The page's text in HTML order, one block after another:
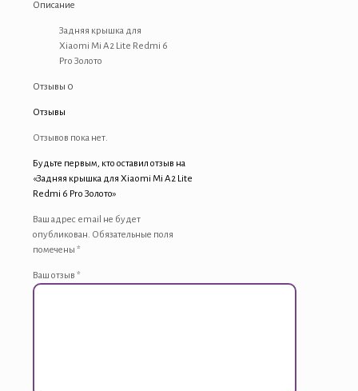
Redmi
Золото
Описание
Задняя крышка для
Xiaomi Mi A2 Lite Redmi 6
Pro Золото
Отзывы 0
Отзывы
Отзывов пока нет.
Будьте первым, кто оставил отзыв на
«Задняя крышка для Xiaomi Mi A2 Lite
Redmi 6 Pro Золото»
Ваш адрес email не будет
опубликован. Обязательные поля
помечены *
Ваш отзыв *